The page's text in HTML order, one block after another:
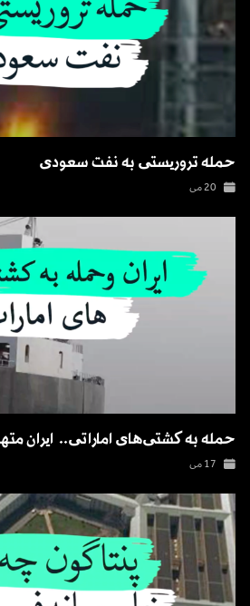
حمله تروریستی به نفت سعودی
20 می
حمله به کشتی‌های اماراتی.. ⁧ ایران⁩
17 می